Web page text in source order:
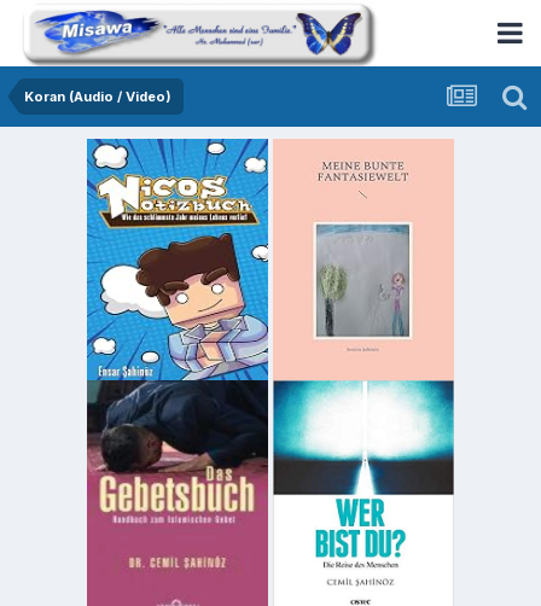
Koran (Audio / Video)